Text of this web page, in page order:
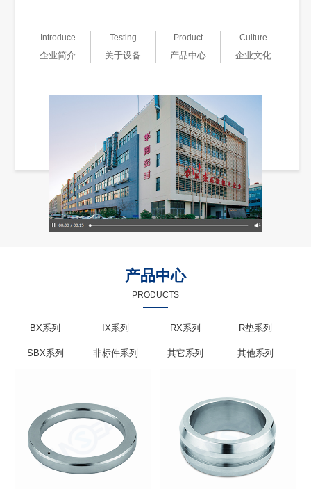
Introduce
企业简介
Testing
关于设备
Product
产品中心
Culture
企业文化
产品中心
PRODUCTS
BX系列 IX系列 RX系列 R垫系列
SBX系列 非标件系列 其它系列 其他系列